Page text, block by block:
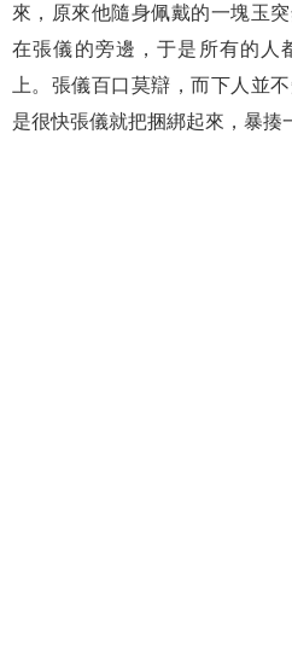
來，原來他隨身佩戴的一塊玉
在張儀的旁邊，于是所有的人
上。張儀百口莫辯，而下人並
是很快張儀就把捆綁起來，暴揍